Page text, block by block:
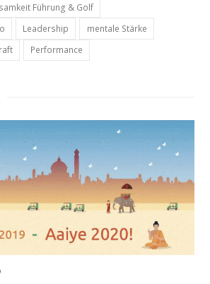
Führung & Golf
Leadership
mentale Stärke
Performance